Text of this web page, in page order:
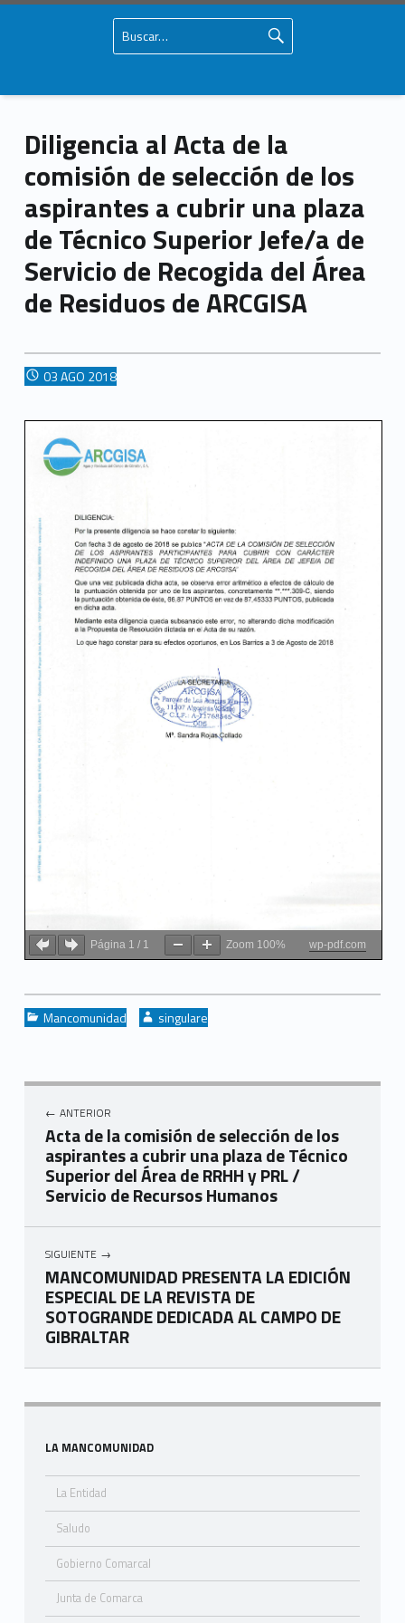
Diligencia al Acta de la comisión de selección de los aspirantes a cubrir una plaza de Técnico Superior Jefe/a de Servicio de Recogida del Área de Residuos de ARCGISA – Mancomunidad del Campo de Gibraltar
Primary Menu Buscar:
Diligencia al Acta de la
comisión de selección de los
aspirantes a cubrir una plaza
de Técnico Superior Jefe/a de
Servicio de Recogida del Área
de Residuos de ARCGISA
POSTED ON:
03AGO 2018
Página 1 / 1 Zoom 100% wp-pdf.com
Categorized in:
Mancomunidad Written by:
singulare
ANTERIOR
Acta de la comisión de selección de los
aspirantes a cubrir una plaza de Técnico
Superior del Área de RRHH y PRL /
Servicio de Recursos Humanos
SIGUIENTE
MANCOMUNIDAD PRESENTA LA EDICIÓN
ESPECIAL DE LA REVISTA DE
SOTOGRANDE DEDICADA AL CAMPO DE
GIBRALTAR
Sidebar
LA MANCOMUNIDAD
La Entidad
Saludo
Gobierno Comarcal
Junta de Comarca